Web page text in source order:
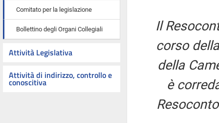
Comitato per la legislazione
Bollettino degli Organi Collegiali
Attività Legislativa
Attività di indirizzo, controllo e
conoscitiva
Il
corso
della
è